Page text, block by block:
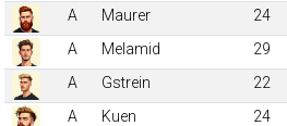
A
Maurer 24
A
Melamid 29
A
Gstrein 22
A
Kuen 24